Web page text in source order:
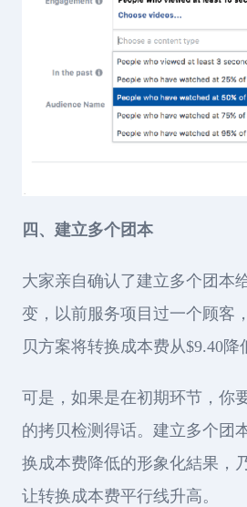
四、建立多个团本
大家亲自确认了建立多个团本
变，以前服务项目过一个顾客
贝方案将转换成本费从$9.40降
可是，如果是在初期环节，你
的拷贝检测得话。建立多个团
换成本费降低的形象化結果，
让转换成本费平行线升高。